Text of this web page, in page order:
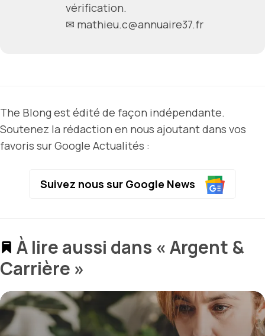
vérification.
✉ mathieu.c@annuaire37.fr
The Blong est édité de façon indépendante.
Soutenez la rédaction en nous ajoutant dans vos
favoris sur Google Actualités :
Suivez nous sur Google News
À lire aussi dans « Argent &
Carrière »